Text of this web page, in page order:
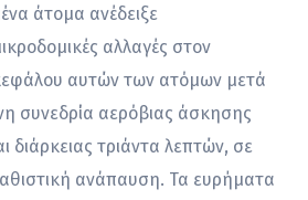
άτομα ανέδειξε
αλλαγές στον
αυτών των ατόμων μετά
συνεδρία αερόβιας άσκησης
διάρκειας τριάντα λεπτών, σε
ανάπαυση. Τα ευρήματα